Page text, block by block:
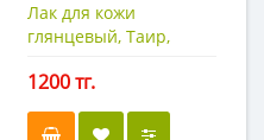
Лак для кожи
глянцевый, Таир,
1200 тг.